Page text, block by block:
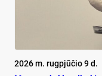
2026 m. rugpjūčio 9 d.